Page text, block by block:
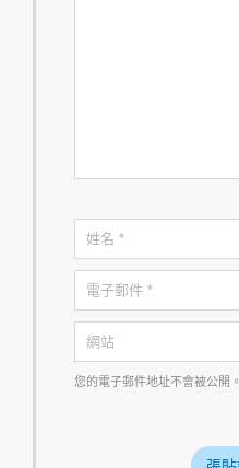
您的電子郵件地址不會被公開。